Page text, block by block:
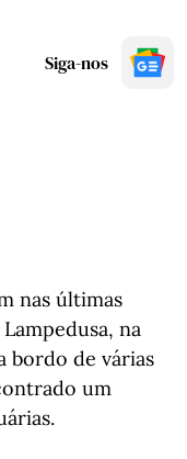
Siga-nos
nas últimas
na
bordo de várias
um